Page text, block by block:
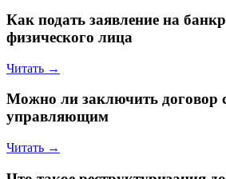
Как подать заявление на
физического лица
Читать →
Можно ли заключить договор
управляющим
Читать →